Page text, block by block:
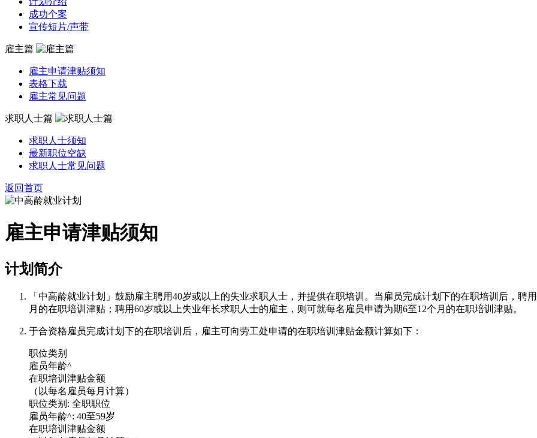
成功个案
宣传短片/声带
雇主篇
雇主申请津贴须知
表格下载
雇主常见问题
求职人士篇
求职人士须知
最新职位空缺
求职人士常见问题
返回首页
雇主申请津贴须知
计划简介
「中高龄就业计划」鼓励雇主聘用40岁或以上的失业求职人士，并提供在职培训。当雇员完成计划下的在职培训后，聘
月的在职培训津贴；聘用60岁或以上失业年长求职人士的雇主，则可就每名雇员申请为期6至12个月的在职培训津贴。
于合资格雇员完成计划下的在职培训后，雇主可向劳工处申请的在职培训津贴金额计算如下：
职位类别
雇员年龄^
在职培训津贴金额
（以每名雇员每月计算）
职位类别: 全职职位
雇员年龄^: 40至59岁
在职培训津贴金额